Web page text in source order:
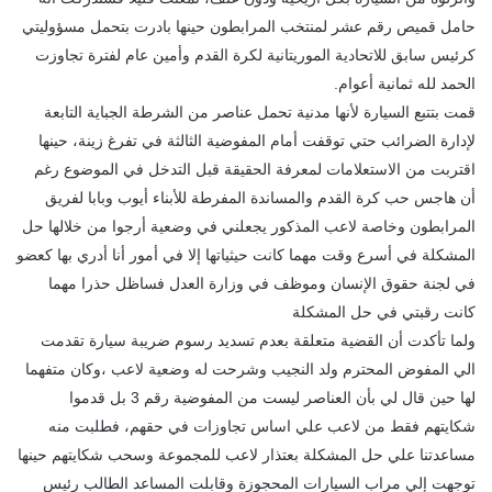
حامل قميص رقم عشر لمنتخب المرابطون حينها بادرت بتحمل مسؤوليتي
كرئيس سابق للاتحادية الموريتانية لكرة القدم وأمين عام لفترة تجاوزت
الحمد لله ثمانية أعوام.
قمت بتتبع السيارة لأنها مدنية تحمل عناصر من الشرطة الجباية التابعة
لإدارة الضرائب حتي توقفت أمام المفوضية الثالثة في تفرغ زينة، حينها
اقتربت من الاستعلامات لمعرفة الحقيقة قبل التدخل في الموضوع رغم
أن هاجس حب كرة القدم والمساندة المفرطة للأبناء أيوب وبابا لفريق
المرابطون وخاصة لاعب المذكور يجعلني في وضعية أرجوا من خلالها حل
المشكلة في أسرع وقت مهما كانت حيثياتها إلا في أمور أنا أدري بها كعضو
في لجنة حقوق الإنسان وموظف في وزارة العدل فساظل حذرا مهما
كانت رقبتي في حل المشكلة
ولما تأكدت أن القضية متعلقة بعدم تسديد رسوم ضريبة سيارة تقدمت
الي المفوض المحترم ولد النجيب وشرحت له وضعية لاعب ،وكان متفهما
لها حين قال لي بأن العناصر ليست من المفوضية رقم 3 بل قدموا
شكايتهم فقط من لاعب علي اساس تجاوزات في حقهم، فطلبت منه
مساعدتنا علي حل المشكلة بعتذار لاعب للمجموعة وسحب شكايتهم حينها
توجهت إلي مراب السيارات المحجوزة وقابلت المساعد الطالب رئيس